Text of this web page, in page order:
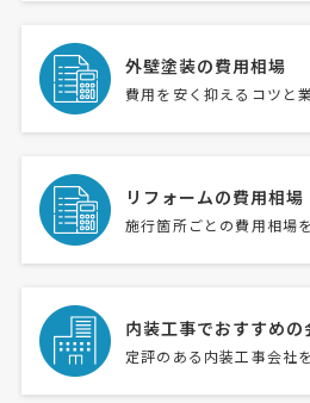
外壁塗装の費用相場
費用を安く抑えるコツと
リフォームの費用相場
施行箇所ごとの費用相場
内装工事でおすすめの
定評のある内装工事会社